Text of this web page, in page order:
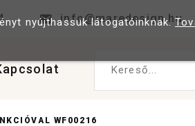
info@maredesign.hu
Kereső...
WF00216
nyújthassuk látogatóinknak.